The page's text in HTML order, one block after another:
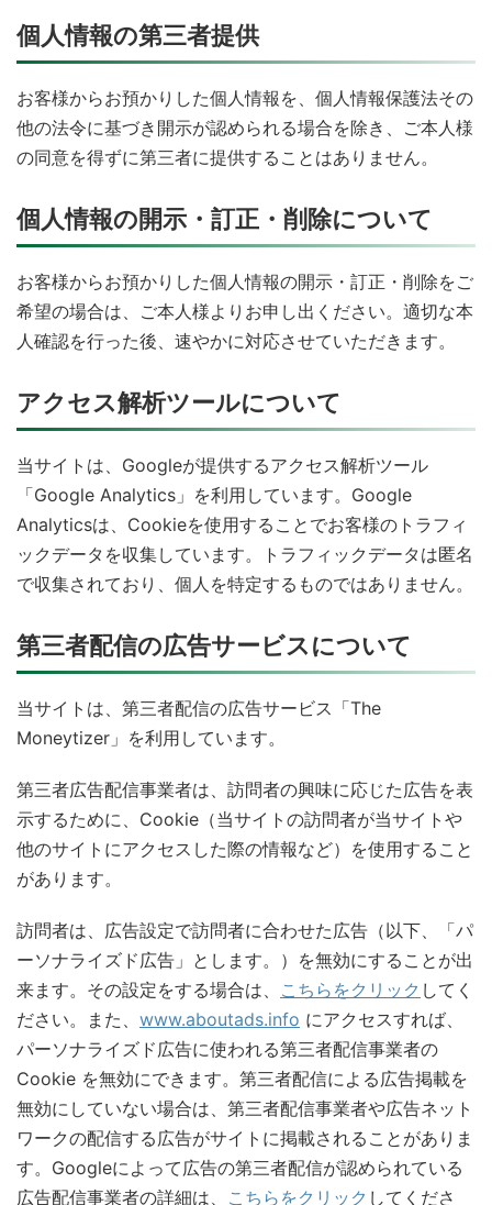
個人情報の第三者提供
お客様からお預かりした個人情報を、個人情報保護法その
他の法令に基づき開示が認められる場合を除き、ご本人様
の同意を得ずに第三者に提供することはありません。
個人情報の開示・訂正・削除について
お客様からお預かりした個人情報の開示・訂正・削除をご
希望の場合は、ご本人様よりお申し出ください。適切な本
人確認を行った後、速やかに対応させていただきます。
アクセス解析ツールについて
当サイトは、Googleが提供するアクセス解析ツール
「Google Analytics」を利用しています。Google
Analyticsは、Cookieを使用することでお客様のトラフィ
ックデータを収集しています。トラフィックデータは匿名
で収集されており、個人を特定するものではありません。
第三者配信の広告サービスについて
当サイトは、第三者配信の広告サービス「The
Moneytizer」を利用しています。
第三者広告配信事業者は、訪問者の興味に応じた広告を表
示するために、Cookie（当サイトの訪問者が当サイトや
他のサイトにアクセスした際の情報など）を使用すること
があります。
訪問者は、広告設定で訪問者に合わせた広告（以下、「パ
ーソナライズド広告」とします。）を無効にすることが出
来ます。その設定をする場合は、 こちらをクリック してく
ださい。また、 www.aboutads.info にアクセスすれば、
パーソナライズド広告に使われる第三者配信事業者の
Cookie を無効にできます。第三者配信による広告掲載を
無効にしていない場合は、第三者配信事業者や広告ネット
ワークの配信する広告がサイトに掲載されることがありま
す。Googleによって広告の第三者配信が認められている
広告配信事業者の詳細は、 こちらをクリック してくださ